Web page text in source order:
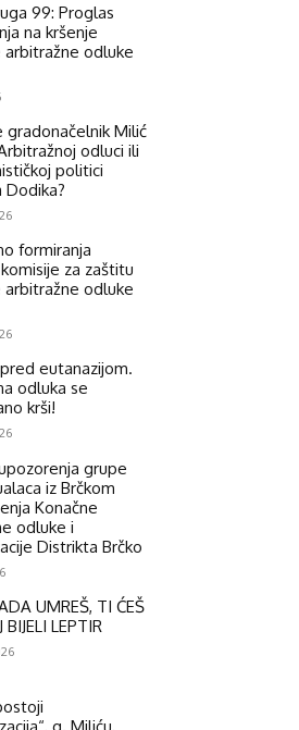
99: Proglas
na kršenje
arbitražne odluke
gradonačelnik Milić
odluci ili
politici
Dodika?
formiranja
za zaštitu
arbitražne odluke
eutanazijom.
odluka se
krši!
grupe
iz Brčkom
Konačne
odluke i
Distrikta Brčko
UMREŠ, TI ĆEŠ
LEPTIR
g. Miliću,